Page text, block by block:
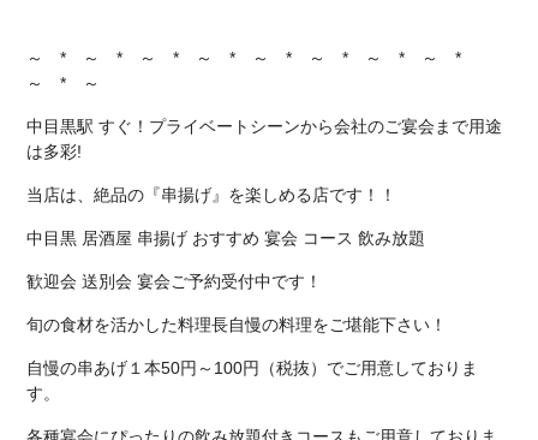
～ * ～ * ～ * ～ * ～ * ～ * ～ * ～ *
～ * ～
中目黒駅 すぐ！プライベートシーンから会社のご宴会まで用途
は多彩!
当店は、絶品の『串揚げ』を楽しめる店です！！
中目黒 居酒屋 串揚げ おすすめ 宴会 コース 飲み放題
歓迎会 送別会 宴会ご予約受付中です！
旬の食材を活かした料理長自慢の料理をご堪能下さい！
自慢の串あげ１本50円～100円（税抜）でご用意しておりま
す。